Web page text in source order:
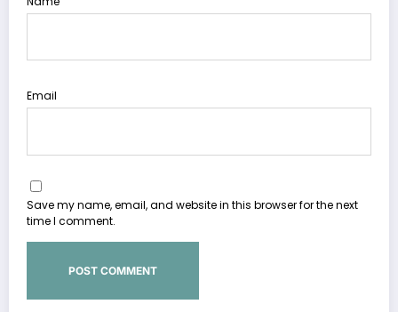
Email
Save my name, email, and website in this browser for the next
time I comment.